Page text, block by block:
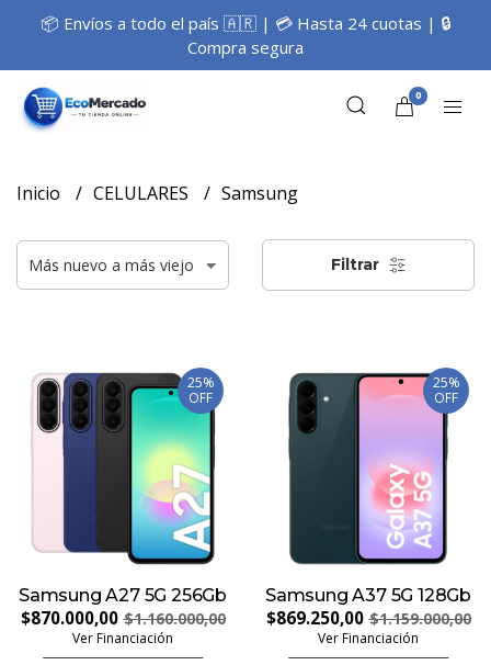
📦 Envíos a todo el país 🇦🇷 | 💳 Hasta 24 cuotas | 🔒
Compra segura
0
Inicio CELULARES Samsung
Filtrar
25%
OFF
Samsung A27 5G 256Gb
$870.000,00 $1.160.000,00
Ver Financiación
25%
OFF
Samsung A37 5G 128Gb
$869.250,00 $1.159.000,00
Ver Financiación